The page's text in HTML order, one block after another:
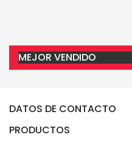
MEJOR VENDIDO
DATOS DE CONTACTO
PRODUCTOS